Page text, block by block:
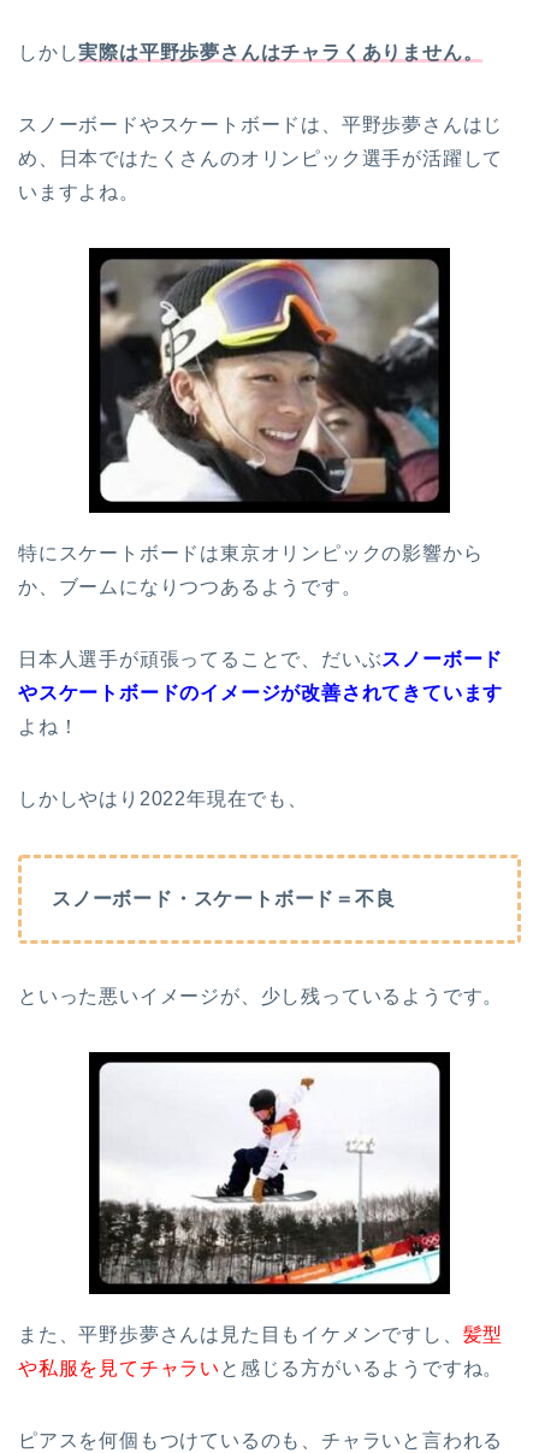
しかし実際は平野歩夢さんはチャラくありません。
スノーボードやスケートボードは、平野歩夢さんはじ
め、日本ではたくさんのオリンピック選手が活躍して
いますよね。
特にスケートボードは東京オリンピックの影響から
か、ブームになりつつあるようです。
日本人選手が頑張ってることで、だいぶスノーボード
やスケートボードのイメージが改善されてきています
よね！
しかしやはり2022年現在でも、
スノーボード・スケートボード＝不良
といった悪いイメージが、少し残っているようです。
また、平野歩夢さんは見た目もイケメンですし、 髪型
や私服を見てチャラい と感じる方がいるようですね。
ピアスを何個もつけているのも、チャラいと言われる